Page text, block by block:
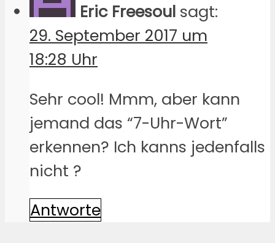
Eric Freesoul sagt:
29. September 2017 um
18:28 Uhr
Sehr cool! Mmm, aber kann
jemand das “7-Uhr-Wort”
erkennen? Ich kanns jedenfalls
nicht ?
Antworte